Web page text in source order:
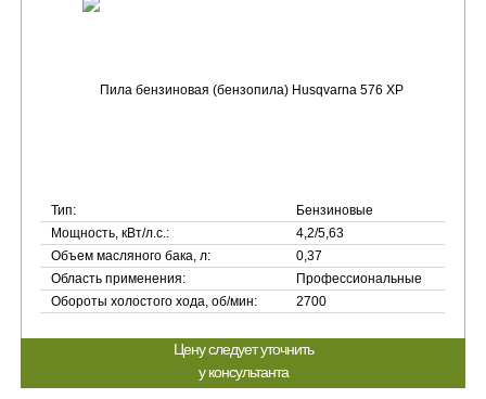
Тип:
Бензиновые
Мощность, кВт/л.с.:
4,2/5,63
Объем масляного бака, л:
0,37
Область применения:
Профессиональные
Обороты холостого хода, об/мин:
2700
Цену следует уточнить
у консультанта